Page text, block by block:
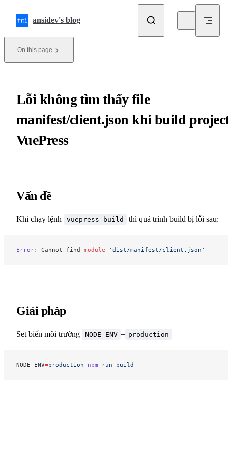
ansidev's blog
On this page
Lỗi không tìm thấy file
manifest/client.json khi build
VuePress
Vấn đề
Khi chạy lệnh vuepress build thì quá trình build bị lỗi sau:
Error: Cannot find module 'dist/manifest/client.json'
Giải pháp
Set biến môi trường NODE_ENV = production
NODE_ENV=production npm run build